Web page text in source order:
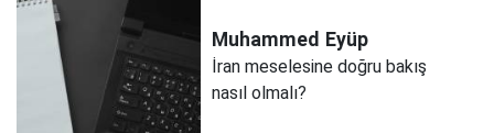
Muhammed Eyüp
İran meselesine doğru bakış
nasıl olmalı?